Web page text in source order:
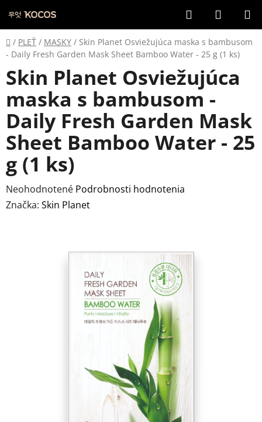
na
obsah
Hľadať
KOŠÍK
Domov
/ PLEŤ / MASKY / Skin Planet Osviežujúca maska s bambusom
- Daily Fresh Garden Mask Sheet Bamboo Water - 25 g (1 ks)
Skin Planet Osviežujúca
maska s bambusom -
Daily Fresh Garden Mask
Sheet Bamboo Water - 25
g (1 ks)
Priemerné
hodnotenie
Neohodnotené Podrobnosti hodnotenia
Značka: Skin Planet